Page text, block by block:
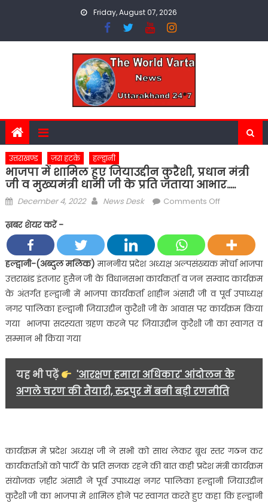
Friday, August 07, 2026
उत्तराखण्ड ज़रा हटके हल्द्वानी
भाजपा में शामिल हुए जियाउद्दीन कुरैशी, प्रधान मंत्री
जी व मुख्यमंत्री धामी जी के प्रति जताया आभार…..
Posted
December 4, 2022 Author
News Desk Comments Offon
शामिल
हुए
जियाउद्दीन
कुरैशी,
प्रधान
मंत्री
जी
धामी
जी
के
प्रति
ख़बर शेयर करें -
हल्द्वानी-(अब्दुल मलिक)माननीय प्रदेश अध्यक्ष अल्पसंख्यक मोर्चा भाजपा
उत्तराखंड इंतजार हुसैन जी के विधानसभा कार्यकर्ता व जन सम्वाद कार्यक्रम
के अंतर्गत हल्द्वानी में भाजपा कार्यकर्ता शाहीन अंसारी जी व पूर्व उपाध्यक्ष
नगर पालिका हल्द्वानी जियाउद्दीन कुरैशी जी के आवास पर कार्यक्रम किया
गया भाजपा सदस्यता ग्रहण करने पर जियाउद्दीन कुरैशी जी का स्वागत व
सम्मान भी किया गया
यह भी पढ़ें
'आरक्षण हमारा अधिकार' आंदोलन के
अगले चरण की तैयारी, रुद्रपुर में बनी बड़ी रणनीति
कार्यक्रम में प्रदेश अध्यक्ष जी ने सभी को साथ लेकर बूथ स्तर गठन कर
कार्यकर्ताओं को पार्टी के प्रति सजक रहने की बात कही प्रदेश मंत्री कार्यक्रम
संयोजक ज़हीर अंसारी ने पूर्व उपाध्यक्ष नगर पालिका हल्द्वानी जियाउद्दीन
कुरैशी जी का भाजपा में शामिल होने पर स्वागत करते हुए कहा कि हल्द्वानी